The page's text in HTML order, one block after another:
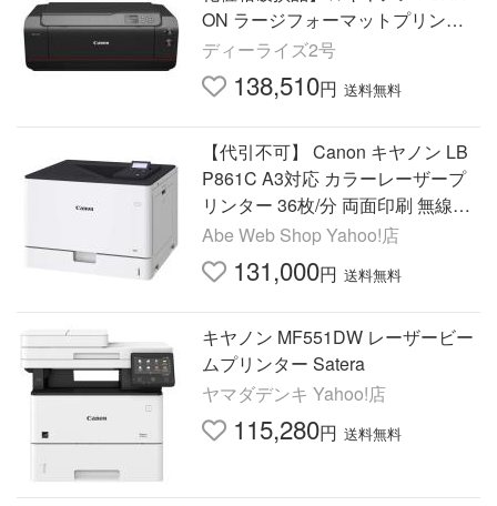
ON ラージフォーマットプリンタ
ー imagePROGRAF PRO-1100
【送料無料】
ディーライズ2号
138,510円 送料無料
【代引不可】 Canon キヤノン LB
P861C A3対応 カラーレーザープ
リンター 36枚/分 両面印刷 無線LA
N Satera 5728C003
Abe Web Shop Yahoo!店
131,000円 送料無料
キヤノン MF551DW レーザービー
ムプリンター Satera
ヤマダデンキ Yahoo!店
115,280円 送料無料